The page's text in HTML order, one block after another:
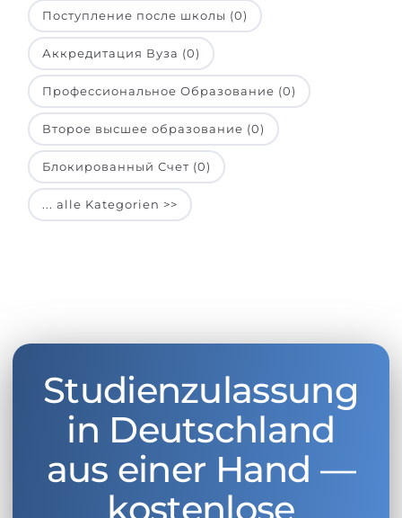
Поступление после школы (0)
Аккредитация Вуза (0)
Профессиональное Образование (0)
Второе высшее образование (0)
Блокированный Счет (0)
... alle Kategorien >>
Studienzulassung
in Deutschland
aus einer Hand —
kostenlose